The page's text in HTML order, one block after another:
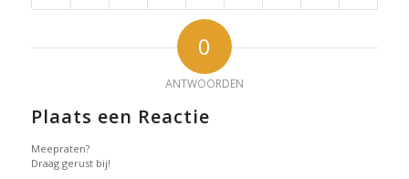
0
ANTWOORDEN
Plaats een Reactie
Meepraten?
Draag gerust bij!